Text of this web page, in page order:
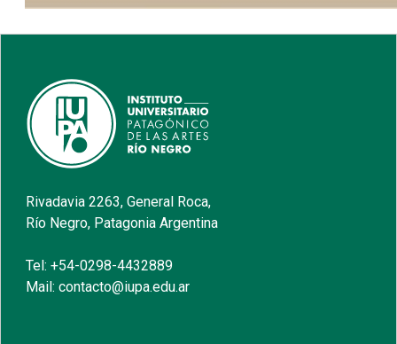
Rivadavia 2263, General Roca,
Río Negro, Patagonia Argentina
Tel: +54-0298-4432889
Mail: contacto@iupa.edu.ar